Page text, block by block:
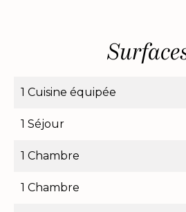
1 Cuisine équipée
1 Séjour
1 Chambre
1 Chambre